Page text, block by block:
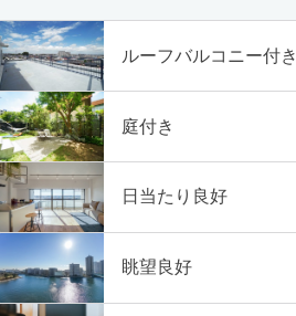
ルーフバルコニー付き
庭付き
日当たり良好
眺望良好